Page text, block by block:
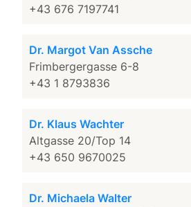
+43 676 7197741
Dr. Margot Van Assche
Frimbergergasse 6-8
+43 1 8793836
Dr. Klaus Wachter
Altgasse 20/Top 14
+43 650 9670025
Dr. Michaela Walter